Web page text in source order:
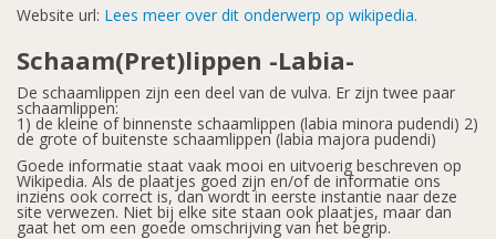
Website url: Lees meer over dit onderwerp op wikipedia.
Schaam(Pret)lippen -Labia-
De schaamlippen zijn een deel van de vulva. Er zijn twee paar
schaamlippen:
1) de kleine of binnenste schaamlippen (labia minora pudendi) 2)
de grote of buitenste schaamlippen (labia majora pudendi)
Goede informatie staat vaak mooi en uitvoerig beschreven op
Wikipedia. Als de plaatjes goed zijn en/of de informatie ons
inziens ook correct is, dan wordt in eerste instantie naar deze
site verwezen. Niet bij elke site staan ook plaatjes, maar dan
gaat het om een goede omschrijving van het begrip.